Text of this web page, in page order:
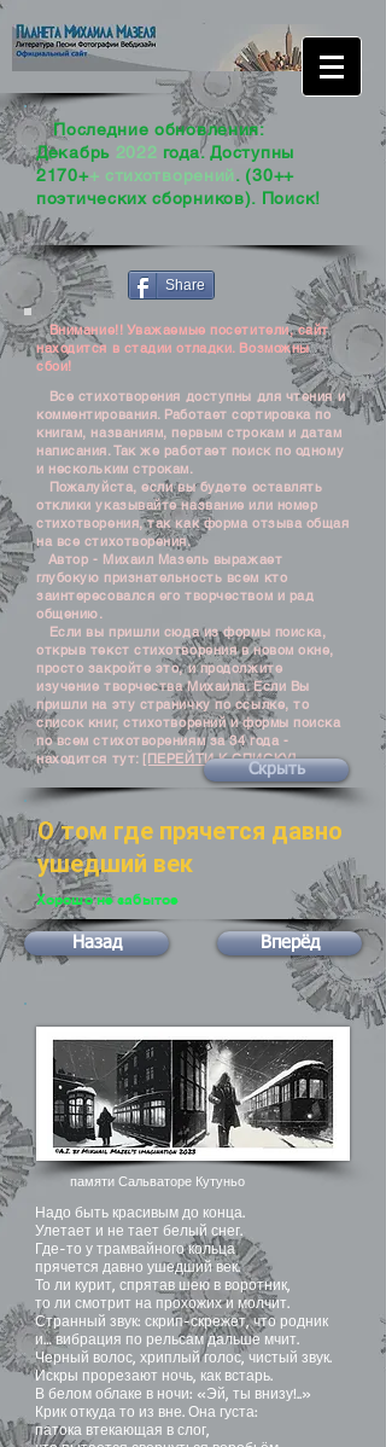
Последние обновления:
Декабрь2022 года. Доступны
2170++ стихотворений. (30++
поэтических сборников). Поиск!
Share
Внимание!! Уважаемые посетители, сайт
находится в стадии отладки. Возможны
сбои!
Все стихотворения доступны для чтения и
комментирования. Работает сортировка по
книгам, названиям, первым строкам и датам
написания. Так же работает поиск по одному
и нескольким строкам.
Пожалуйста, если вы будете оставлять
отклики указывайте название или номер
стихотворения, так как форма отзыва общая
на все стихотворения.
Автор - Михаил Мазель выражает
глубокую признательность всем кто
заинтересовался его творчеством и рад
общению.
Если вы пришли сюда из формы поиска,
открыв текст стихотворения в новом окне,
просто закройте это, и продолжите
изучение творчества Михаила. Если Вы
пришли на эту страничку по ссылке, то
список книг, стихотворений и формы поиска
по всем стихотворениям за 34 года -
находится тут: [ПЕРЕЙТИ К СПИСКУ]
Скрыть
О том где прячется давно
ушедший век
Хорошо не забытое
Назад Вперёд
памяти Сальваторе Кутуньо
Надо быть красивым до конца.
Улетает и не тает белый снег.
Где-то у трамвайного кольца
прячется давно ушедший век.
То ли курит, спрятав шею в воротник,
то ли смотрит на прохожих и молчит.
Странный звук: скрип-скрежет, что родник
и… вибрация по рельсам дальше мчит.
Черный волос, хриплый голос, чистый звук.
Искры прорезают ночь, как встарь.
В белом облаке в ночи: «Эй, ты внизу!..»
Крик откуда то из вне. Она густа:
патока втекающая в слог,